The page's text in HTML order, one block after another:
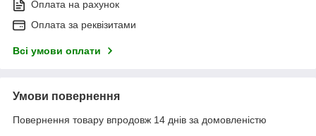
Оплата на рахунок
Оплата за реквізитами
Всі умови оплати
Умови повернення
Повернення товару впродовж 14 днів за домовленістю